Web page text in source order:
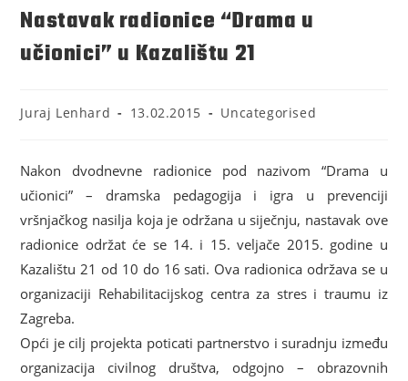
Nastavak radionice “Drama u
učionici” u Kazalištu 21
Juraj Lenhard 13.02.2015 Uncategorised
Nakon dvodnevne radionice pod nazivom “Drama u
učionici” – dramska pedagogija i igra u prevenciji
vršnjačkog nasilja koja je održana u siječnju, nastavak ove
radionice održat će se 14. i 15. veljače 2015. godine u
Kazalištu 21 od 10 do 16 sati. Ova radionica održava se u
organizaciji Rehabilitacijskog centra za stres i traumu iz
Zagreba.
Opći je cilj projekta poticati partnerstvo i suradnju između
organizacija civilnog društva, odgojno – obrazovnih